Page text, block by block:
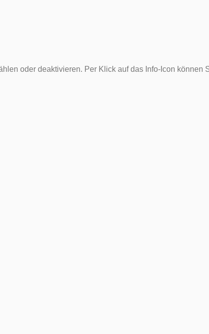
oder deaktivieren. Per Klick auf das Info-Icon können